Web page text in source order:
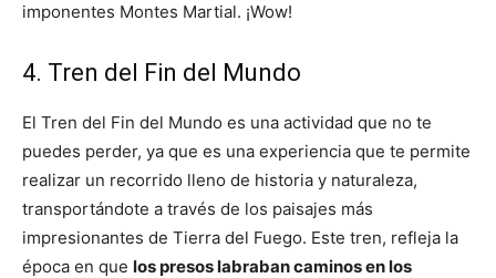
imponentes Montes Martial. ¡Wow!
4. Tren del Fin del Mundo
El Tren del Fin del Mundo es una actividad que no te
puedes perder, ya que es una experiencia que te permite
realizar un recorrido lleno de historia y naturaleza,
transportándote a través de los paisajes más
impresionantes de Tierra del Fuego. Este tren, refleja la
época en que los presos labraban caminos en los